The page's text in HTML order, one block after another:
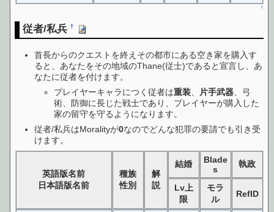
↑
従者/私兵†
首長からのクエストを終えその都市にある空き家を購入す
ると、あなたをその地域のThane(従士)であると宣言し、あ
なたに従者を付けます。
プレイヤーキャラにつく従者は重装 片手武器 、弓
術、防御に長じた戦士であり、プレイヤーが購入した
家の留守を守るようになります。
従者/私兵はMoralityが0なのでどんな犯罪の要請でも引き受
けます。
英語版名前
日本語版名前
種族
性別
解
説
結婚
Blade
s
執政
Lv上
限
モラ
ル
RefID